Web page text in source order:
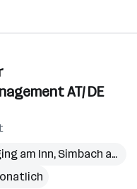
AT/ DE
am Inn, Simbach am Inn